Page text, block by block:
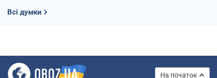
Всі думки
На початок